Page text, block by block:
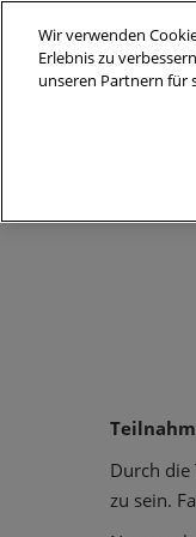
zum
Inhalt
Durch die
zu sein.
Wir verwenden
Erlebnis zu
unseren Partnern für